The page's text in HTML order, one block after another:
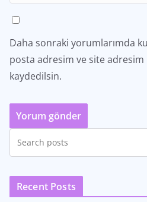
Daha sonraki yorumlarımda
posta adresim ve site adresim
kaydedilsin.
Recent Posts